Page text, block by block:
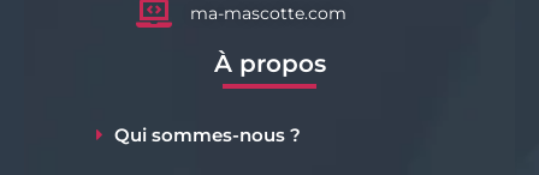
ma-mascotte.com
À propos
Qui sommes-nous ?